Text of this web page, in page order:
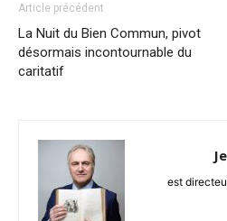
Article précédent
La Nuit du Bien Commun, pivot
désormais incontournable du
caritatif
est